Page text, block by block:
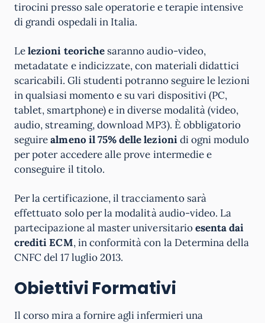
tirocini presso sale operatorie e terapie intensive
di grandi ospedali in Italia.
Lelezioni teorichesaranno audio-video,
metadatate e indicizzate, con materiali didattici
scaricabili. Gli studenti potranno seguire le lezioni
in qualsiasi momento e su vari dispositivi (PC,
tablet, smartphone) e in diverse modalità (video,
audio, streaming, download MP3). È obbligatorio
seguirealmeno il 75% delle lezionidi ogni modulo
per poter accedere alle prove intermedie e
conseguire il titolo.
Per la certificazione, il tracciamento sarà
effettuato solo per la modalità audio-video. La
partecipazione al master universitarioesenta dai
crediti ECM, in conformità con la Determina della
CNFC del 17 luglio 2013.
Obiettivi Formativi
Il corso mira a fornire agli infermieri una